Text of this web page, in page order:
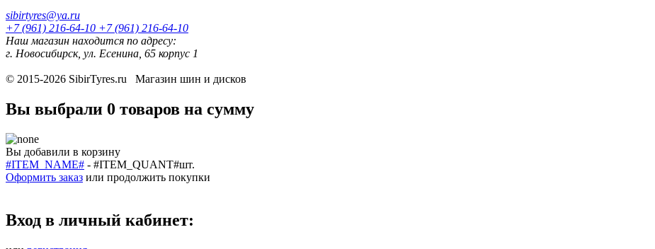
sibirtyres@ya.ru
+7 (961) 216-64-10 +7 (961) 216-64-10
Наш магазин находится по адресу:
г. Новосибирск, ул. Есенина, 65 корпус 1
© 2015-2026 SibirTyres.ru Магазин шин и дисков
Вы выбрали 0 товаров на сумму
Вы добавили в корзину
#ITEM_NAME# - #ITEM_QUANT#шт.
Оформить заказ или продолжить покупки
Вход в личный кабинет: